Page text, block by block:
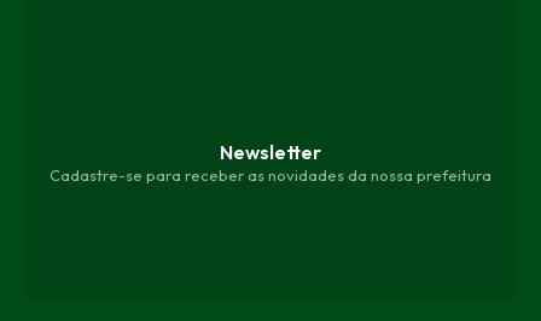
Newsletter
Cadastre-se para receber as novidades da nossa prefeitura